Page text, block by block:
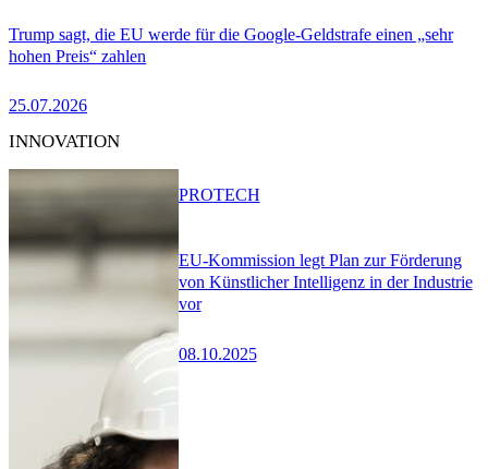
Trump sagt, die EU werde für die Google-Geldstrafe einen „sehr
hohen Preis“ zahlen
25.07.2026
INNOVATION
EU-Kommission legt Plan zur Förderung
von Künstlicher Intelligenz in der Industrie
vor
08.10.2025
PROTECH